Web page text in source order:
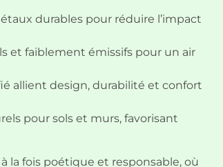
durables pour réduire l’impact
et faiblement émissifs pour un air
allient design, durabilité et confort
pour sols et murs, favorisant
la fois poétique et responsable, où